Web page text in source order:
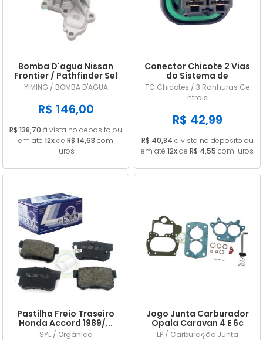
Bomba D'agua Nissan
Frontier / Pathfinder Sel
2.5 16v Diesel 2008/...
YIMING / BOMBA D'AGUA
R$ 146,00
R$ 138,70 à vista no deposito ou
em até 12xde R$ 14,63 com
juros
Conector Chicote 2 Vias
do Sistema de
Arrefecimento Renault /
Peugeot
TC Chicotes / 3 Ranhuras Ce
ntrais
R$ 42,99
R$ 40,84 à vista no deposito ou
em até 12xde R$ 4,55 com juros
Pastilha Freio Traseiro
Honda Accord 1989/...
Civic 1.8 2006/...
SYL / Orgânica
Jogo Junta Carburador
Opala Caravan 4 E 6c
CARB 446 DFV ALC
LP / Carburação Junta